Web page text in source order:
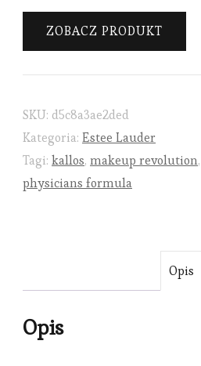
ZOBACZ PRODUKT
SKU: d5c8a3ae2ded
Kategoria: Estee Lauder
Tagi: kallos, makeup revolution,
physicians formula
Opis
Opis